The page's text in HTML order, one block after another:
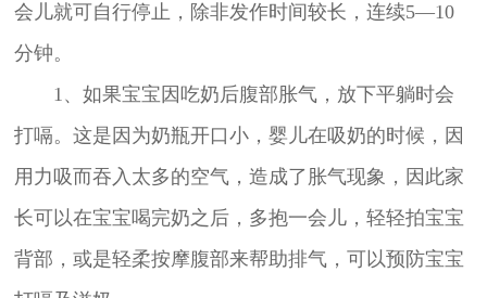
会儿就可自行停止，除非发作时间较长，连续5—10
分钟。
1、如果宝宝因吃奶后腹部胀气，放下平躺时会
打嗝。这是因为奶瓶开口小，婴儿在吸奶的时候，因
用力吸而吞入太多的空气，造成了胀气现象，因此家
长可以在宝宝喝完奶之后，多抱一会儿，轻轻拍宝宝
背部，或是轻柔按摩腹部来帮助排气，可以预防宝宝